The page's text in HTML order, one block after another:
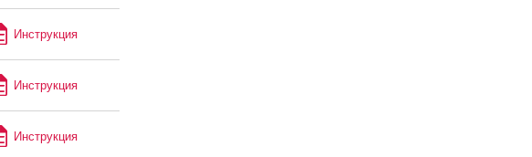
Инструкция
Инструкция
Инструкция